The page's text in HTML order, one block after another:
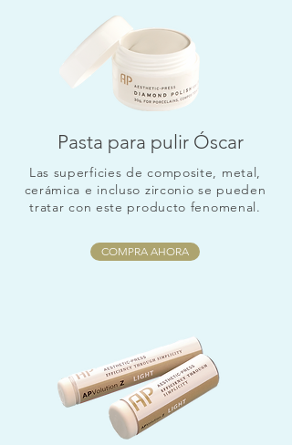
Pasta para pulir Óscar
Las superficies de composite, metal,
cerámica e incluso zirconio se pueden
tratar con este producto fenomenal.
COMPRA AHORA